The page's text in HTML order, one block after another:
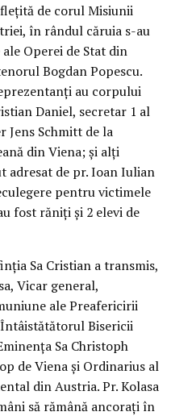
de corul Misiunii
în rândul căruia s-au
Operei de Stat din
Bogdan Popescu.
au corpului
Daniel, secretar 1 al
Jens Schmitt de la
din Viena; și alți
adresat de pr. Ioan Iulian
pentru victimele
fost răniți și 2 elevi de
Sa Cristian a transmis,
Vicar general,
ale Preafericirii
Bisericii
Sa Christoph
de Viena și Ordinarius al
din Austria. Pr. Kolasa
să rămână ancorați în